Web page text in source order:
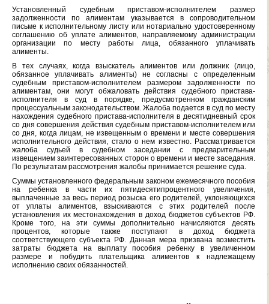
Установленный судебным приставом-исполнителем размер
задолженности по алиментам указывается в сопроводительном
письме к исполнительному листу или нотариально удостоверенному
соглашению об уплате алиментов, направляемому администрации
организации по месту работы лица, обязанного уплачивать
алименты.
В тех случаях, когда взыскатель алиментов или должник (лицо,
обязанное уплачивать алименты) не согласны с определенным
судебным приставом-исполнителем размером задолженности по
алиментам, они могут обжаловать действия судебного пристава-
исполнителя в суд в порядке, предусмотренном гражданским
процессуальным законодательством. Жалоба подается в суд по месту
нахождения судебного пристава-исполнителя в десятидневный срок
со дня совершения действия судебным приставом-исполнителем или
со дня, когда лицам, не извещенным о времени и месте совершения
исполнительного действия, стало о нем известно. Рассматривается
жалоба судьей в судебном заседании с предварительным
извещением заинтересованных сторон о времени и месте заседания.
По результатам рассмотрения жалобы принимается решение суда.
Суммы установленного федеральным законом ежемесячного пособия
на ребенка в части их пятидесятипроцентного увеличения,
выплаченные за весь период розыска его родителей, уклоняющихся
от уплаты алиментов, взыскиваются с этих родителей после
установления их местонахождения в доход бюджетов субъектов РФ.
Кроме того, на эти суммы дополнительно начисляются десять
процентов, которые также поступают в доход бюджета
соответствующего субъекта РФ. Данная мера призвана возместить
затраты бюджета на выплату пособия ребенку в увеличенном
размере и побудить плательщика алиментов к надлежащему
исполнению своих обязанностей.